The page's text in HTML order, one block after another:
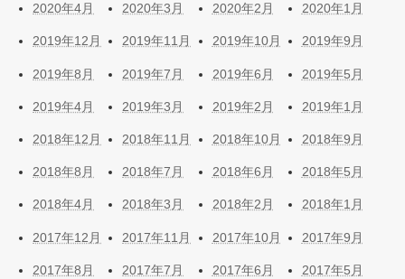
2020年4月 2020年3月 2020年2月 2020年1月
2019年12月 2019年11月 2019年10月 2019年9月
2019年8月 2019年7月 2019年6月 2019年5月
2019年4月 2019年3月 2019年2月 2019年1月
2018年12月 2018年11月 2018年10月 2018年9月
2018年8月 2018年7月 2018年6月 2018年5月
2018年4月 2018年3月 2018年2月 2018年1月
2017年12月 2017年11月 2017年10月 2017年9月
2017年8月 2017年7月 2017年6月 2017年5月